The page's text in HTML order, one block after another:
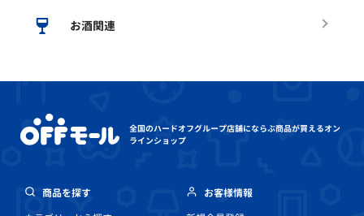
お酒関連
全国のハードオフグループ店舗にならぶ商品が買えるオン
ラインショップ
商品を探す
お客様情報